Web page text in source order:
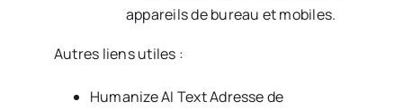
appareils de bureau et mobiles.
Autres liens utiles :
Humanize AI Text Adresse de